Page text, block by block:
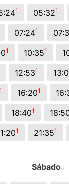
1 05:321
07:241
1 10:351
12:531
1 16:201
18:401 18:50
1 21:351
Sábado